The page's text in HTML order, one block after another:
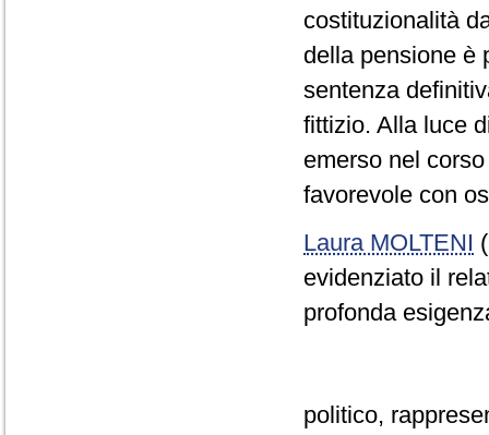
costituzionalità
della pensione è
sentenza
fittizio. Alla luce
emerso nel
favorevole con
Laura MOLTENI
evidenziato il
profonda
politico,